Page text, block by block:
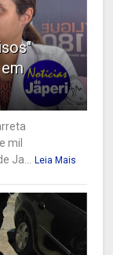
mil
Ja...
Leia Mais